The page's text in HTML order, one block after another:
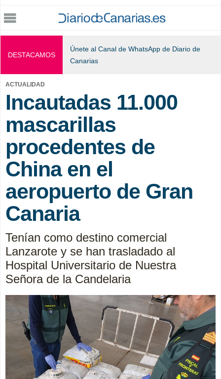
DESTACAMOS
Únete al Canal de WhatsApp de Diario de
Canarias
ACTUALIDAD
Incautadas 11.000
mascarillas
procedentes de
China en el
aeropuerto de Gran
Canaria
Tenían como destino comercial
Lanzarote y se han trasladado al
Hospital Universitario de Nuestra
Señora de la Candelaria